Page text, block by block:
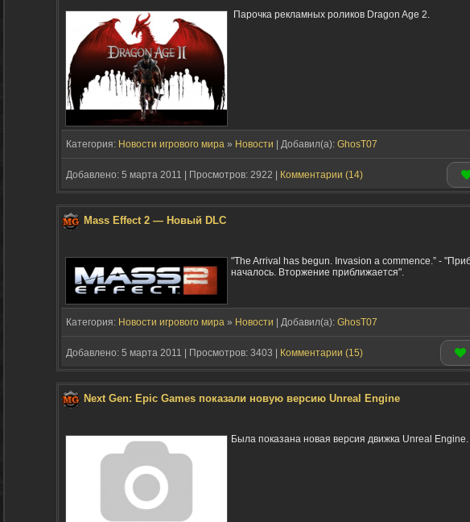
Парочка рекламных роликов Dragon Age 2.
Категория: Новости игрового мира » Новости | Добавил(a): GhosT07
Добавлено: 5 марта 2011 | Просмотров: 2922 | Комментарии (14)
Mass Effect 2 — Новый DLC
"The Arrival has begun. Invasion a commence.” -
началось. Вторжение приближается".
Категория: Новости игрового мира » Новости | Добавил(a): GhosT07
Добавлено: 5 марта 2011 | Просмотров: 3403 | Комментарии (15)
Next Gen: Epic Games показали новую версию Unreal Engine
Была показана новая версия движка Unreal Engine.